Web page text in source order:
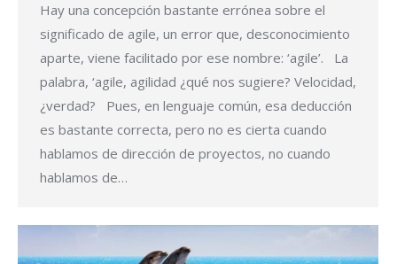
Hay una concepción bastante errónea sobre el
significado de agile, un error que, desconocimiento
aparte, viene facilitado por ese nombre: ‘agile’. La
palabra, ‘agile, agilidad ¿qué nos sugiere? Velocidad,
¿verdad? Pues, en lenguaje común, esa deducción
es bastante correcta, pero no es cierta cuando
hablamos de dirección de proyectos, no cuando
hablamos de…